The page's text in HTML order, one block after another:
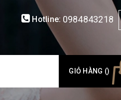
Hotline: 0984843218
GIỎ HÀNG ()